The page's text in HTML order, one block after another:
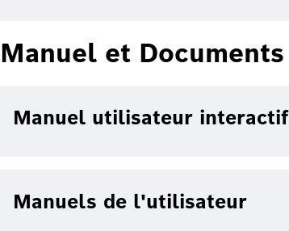
Manuel et Documents
Manuel utilisateur interactif
Manuels de l'utilisateur